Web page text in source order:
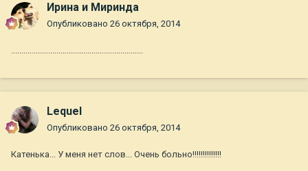
Ирина и Миринда
Опубликовано 26 октября, 2014
................................................................
Lequel
Опубликовано 26 октября, 2014
Катенька... У меня нет слов... Очень больно!!!!!!!!!!!!!!